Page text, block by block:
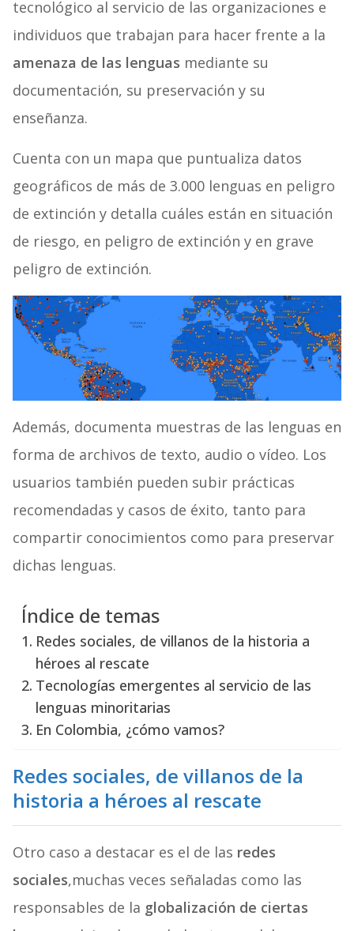
tecnológico al servicio de las organizaciones e
individuos que trabajan para hacer frente a la
amenaza de las lenguas mediante su
documentación, su preservación y su
enseñanza.
Cuenta con un mapa que puntualiza datos
geográficos de más de 3.000 lenguas en peligro
de extinción y detalla cuáles están en situación
de riesgo, en peligro de extinción y en grave
peligro de extinción.
Además, documenta muestras de las lenguas en
forma de archivos de texto, audio o vídeo. Los
usuarios también pueden subir prácticas
recomendadas y casos de éxito, tanto para
compartir conocimientos como para preservar
dichas lenguas.
Índice de temas
Redes sociales, de villanos de la historia a
héroes al rescate
Tecnologías emergentes al servicio de las
lenguas minoritarias
En Colombia, ¿cómo vamos?
Redes sociales, de villanos de la
historia a héroes al rescate
Otro caso a destacar es el de las redes
sociales,muchas veces señaladas como las
responsables de la globalización de ciertas